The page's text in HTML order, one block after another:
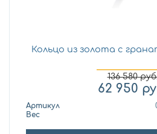
Кольцо из золота с
136 580
62 950
Артикул
Вес